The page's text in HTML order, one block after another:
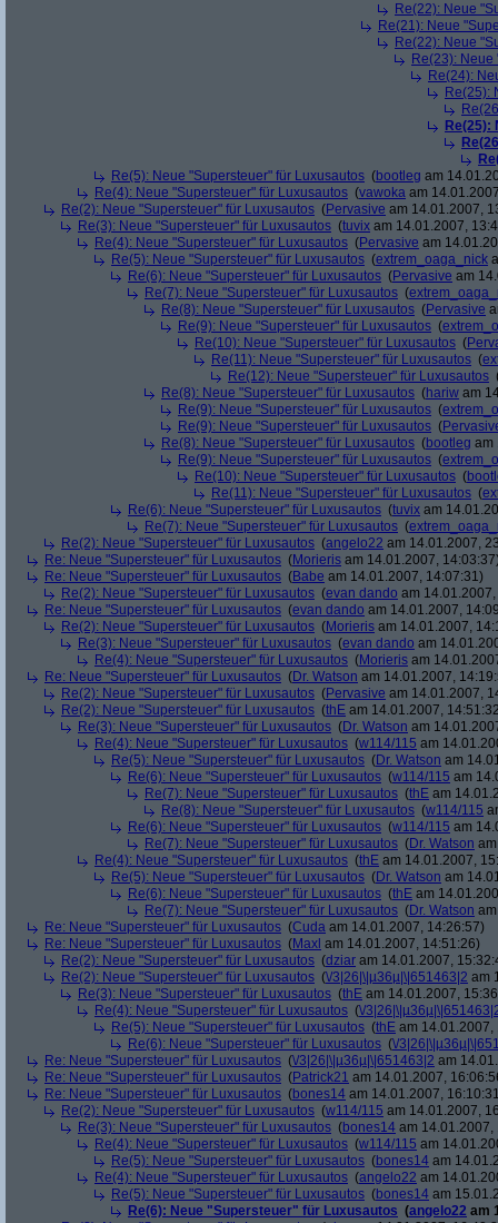
Re(22): Neue
Re(21): Neue
Re(22): Neue
Re(23):
Re(24):
Re(25):
Re(25):
Re(5): Neue "Supersteuer" für Luxusautos (bootleg am
Re(4): Neue "Supersteuer" für Luxusautos (vawoka am
Re(2): Neue "Supersteuer" für Luxusautos (Pervasive am 14.01.2007,
Re(3): Neue "Supersteuer" für Luxusautos (tuvix am 14.01.2007,
Re(4): Neue "Supersteuer" für Luxusautos (Pervasive am
Re(5): Neue "Supersteuer" für Luxusautos (extrem_oaga_nick
Re(6): Neue "Supersteuer" für Luxusautos (Pervasive am
Re(7): Neue "Supersteuer" für Luxusautos (
Re(8): Neue "Supersteuer" für Luxusautos (Pervasive
Re(9): Neue "Supersteuer" für Luxusautos (
Re(10): Neue "Supersteuer" für Luxusautos (
Re(11): Neue "Supersteuer" für Luxusautos (
Re(12): Neue "Supersteuer" für Luxusautos
Re(8): Neue "Supersteuer" für Luxusautos (hariw am
Re(9): Neue "Supersteuer" für Luxusautos (
Re(9): Neue "Supersteuer" für Luxusautos (
Re(8): Neue "Supersteuer" für Luxusautos (bootleg am
Re(9): Neue "Supersteuer" für Luxusautos (
Re(10): Neue "Supersteuer" für Luxusautos (
Re(11): Neue "Supersteuer" für Luxusautos (
Re(6): Neue "Supersteuer" für Luxusautos (tuvix am
Re(7): Neue "Supersteuer" für Luxusautos (
Re(2): Neue "Supersteuer" für Luxusautos (angelo22 am 14.01.2007,
Re: Neue "Supersteuer" für Luxusautos (Morieris am 14.01.2007,
Re: Neue "Supersteuer" für Luxusautos (Babe am 14.01.2007, 14:07:31)
Re(2): Neue "Supersteuer" für Luxusautos (evan dando am
Re: Neue "Supersteuer" für Luxusautos (evan dando am 14.01.2007,
Re(2): Neue "Supersteuer" für Luxusautos (Morieris am 14.01.2007,
Re(3): Neue "Supersteuer" für Luxusautos (evan dando am
Re(4): Neue "Supersteuer" für Luxusautos (Morieris am
Re: Neue "Supersteuer" für Luxusautos (Dr. Watson am 14.01.2007,
Re(2): Neue "Supersteuer" für Luxusautos (Pervasive am 14.01.2007,
Re(2): Neue "Supersteuer" für Luxusautos (thE am 14.01.2007,
Re(3): Neue "Supersteuer" für Luxusautos (Dr. Watson am
Re(4): Neue "Supersteuer" für Luxusautos (w114/115 am
Re(5): Neue "Supersteuer" für Luxusautos (Dr. Watson am
Re(6): Neue "Supersteuer" für Luxusautos (w114/115 am
Re(7): Neue "Supersteuer" für Luxusautos (thE am
Re(8): Neue "Supersteuer" für Luxusautos (w114/115
Re(6): Neue "Supersteuer" für Luxusautos (w114/115 am
Re(7): Neue "Supersteuer" für Luxusautos (Dr. Watson
Re(4): Neue "Supersteuer" für Luxusautos (thE am 14.01.2007,
Re(5): Neue "Supersteuer" für Luxusautos (Dr. Watson am
Re(6): Neue "Supersteuer" für Luxusautos (thE am
Re(7): Neue "Supersteuer" für Luxusautos (Dr. Watson
Re: Neue "Supersteuer" für Luxusautos (Cuda am 14.01.2007, 14:26:57)
Re: Neue "Supersteuer" für Luxusautos (Maxl am 14.01.2007, 14:51:26)
Re(2): Neue "Supersteuer" für Luxusautos (dziar am 14.01.2007,
Re(2): Neue "Supersteuer" für Luxusautos (\/3|26|\|µ36µ|\|651463|2 am
Re(3): Neue "Supersteuer" für Luxusautos (thE am 14.01.2007,
Re(4): Neue "Supersteuer" für Luxusautos (\/
Re(5): Neue "Supersteuer" für Luxusautos (thE am 14.01.2007,
Re(6): Neue "Supersteuer" für Luxusautos (\/
Re: Neue "Supersteuer" für Luxusautos (\/3|26|\|µ36µ|\|651463|2 am
Re: Neue "Supersteuer" für Luxusautos (Patrick21 am 14.01.2007,
Re: Neue "Supersteuer" für Luxusautos (bones14 am 14.01.2007,
Re(2): Neue "Supersteuer" für Luxusautos (w114/115 am 14.01.2007,
Re(3): Neue "Supersteuer" für Luxusautos (bones14 am 14.01.2007,
Re(4): Neue "Supersteuer" für Luxusautos (w114/115 am
Re(5): Neue "Supersteuer" für Luxusautos (bones14 am
Re(4): Neue "Supersteuer" für Luxusautos (angelo22 am
Re(5): Neue "Supersteuer" für Luxusautos (bones14 am
Re(6): Neue "Supersteuer" für Luxusautos (angelo22 am